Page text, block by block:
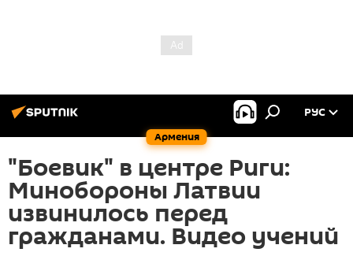
Армения
РУС
"Боевик" в центре Риги:
Минобороны Латвии
извинилось перед
гражданами. Видео учений